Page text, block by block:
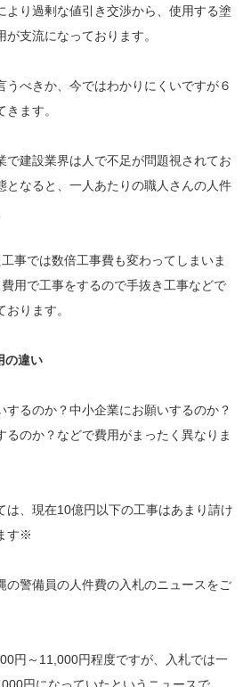
より過剰な値引き交渉から、使用する塗
支流になっております。
うべきか、今ではわかりにくいですが６
ます。
で建設業界は人で不足が問題視されてお
となると、一人あたりの職人さんの人件
事では数倍工事費も変わってしまいま
用で工事をするので手抜き工事などで
ります。
の違い
するのか？中小企業にお願いするのか？
るのか？などで費用がまったく異なりま
、現在10億円以下の工事はあまり請け
す※
の警備員の人件費の入札のニュースをご
円～11,000円程度ですが、入札では一